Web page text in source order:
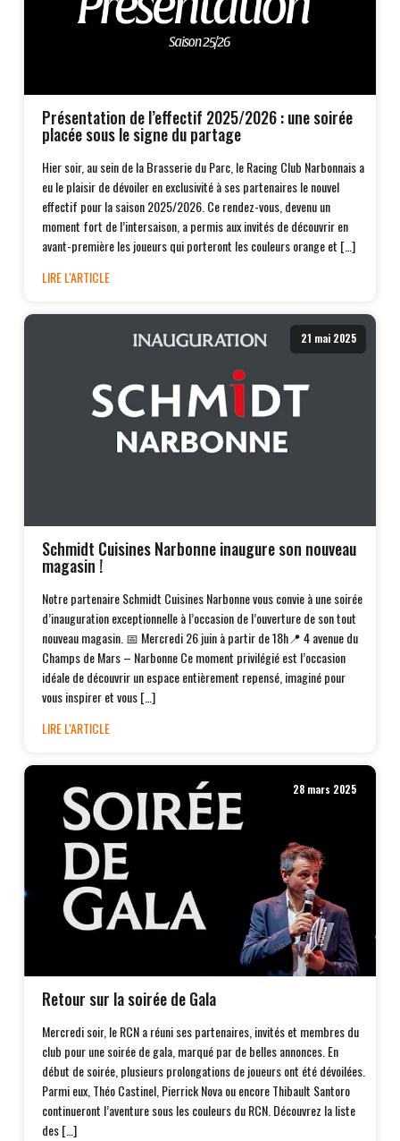
Présentation de l’effectif 2025/2026 : une soirée
placée sous le signe du partage
Hier soir, au sein de la Brasserie du Parc, le Racing Club Narbonnais a
eu le plaisir de dévoiler en exclusivité à ses partenaires le nouvel
effectif pour la saison 2025/2026. Ce rendez-vous, devenu un
moment fort de l’intersaison, a permis aux invités de découvrir en
avant-première les joueurs qui porteront les couleurs orange et […]
LIRE L'ARTICLE
21 mai 2025
Schmidt Cuisines Narbonne inaugure son nouveau
magasin !
Notre partenaire Schmidt Cuisines Narbonne vous convie à une soirée
d’inauguration exceptionnelle à l’occasion de l’ouverture de son tout
nouveau magasin. 📅 Mercredi 26 juin à partir de 18h📍 4 avenue du
Champs de Mars – Narbonne Ce moment privilégié est l’occasion
idéale de découvrir un espace entièrement repensé, imaginé pour
vous inspirer et vous […]
LIRE L'ARTICLE
28 mars 2025
Retour sur la soirée de Gala
Mercredi soir, le RCN a réuni ses partenaires, invités et membres du
club pour une soirée de gala, marqué par de belles annonces. En
début de soirée, plusieurs prolongations de joueurs ont été dévoilées.
Parmi eux, Théo Castinel, Pierrick Nova ou encore Thibault Santoro
continueront l’aventure sous les couleurs du RCN. Découvrez la liste
des […]